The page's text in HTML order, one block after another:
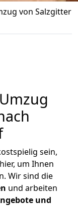
von Salzgitter
sein,
um Ihnen
Wir sind die
und arbeiten
und